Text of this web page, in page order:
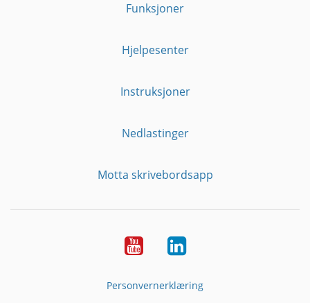
Funksjoner
Hjelpesenter
Instruksjoner
Nedlastinger
Motta skrivebordsapp
YouTubeLinkedin
Personvernerklæring